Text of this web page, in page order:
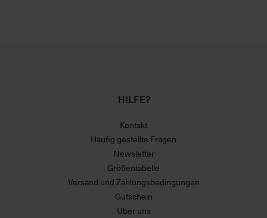
HILFE?
Kontakt
Häufig gestellte Fragen
Newsletter
Größentabelle
Versand und Zahlungsbedingungen
Gutschein
Über uns